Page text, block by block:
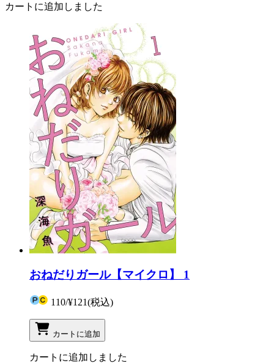
カートに追加しました
おねだりガール【マイクロ】 1
110/¥121(税込)
カートに追加
カートに追加しました